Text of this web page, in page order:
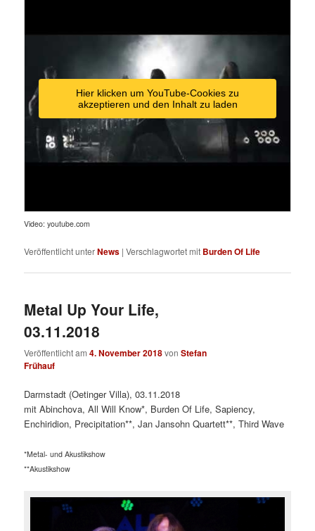
Hier klicken um YouTube-Cookies zu
akzeptieren und den Inhalt zu laden
Video: youtube.com
Veröffentlicht unterNews |Verschlagwortet mit Burden Of Life
Metal Up Your Life,
03.11.2018
Veröffentlicht am4. November 2018vonStefan
Frühauf
Darmstadt (Oetinger Villa), 03.11.2018
mit Abinchova, All Will Know*, Burden Of Life, Sapiency,
Enchiridion, Precipitation**, Jan Jansohn Quartett**, Third Wave
*Metal- und Akustikshow
**Akustikshow